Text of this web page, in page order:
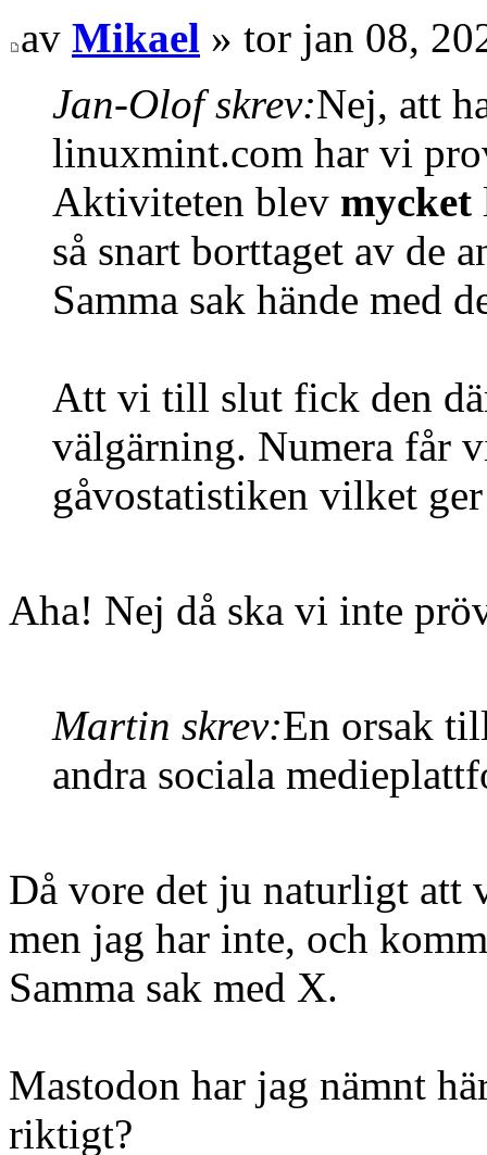
av Mikael » tor jan 08,
Jan-Olof skrev:Nej, att
linuxmint.com har vi
Aktiviteten blev mycket
så snart borttaget av de
Samma sak hände med
Att vi till slut fick den
välgärning. Numera får
gåvostatistiken vilket
Aha! Nej då ska vi inte
Martin skrev:En orsak
andra sociala
Då vore det ju naturligt att
men jag har inte, och
Samma sak med X.
Mastodon har jag nämnt
riktigt?